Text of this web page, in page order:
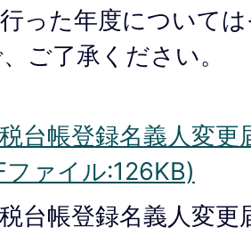
った年度について
ご了承ください。
台帳登録名義人変更
ァイル:126KB)
台帳登録名義人変